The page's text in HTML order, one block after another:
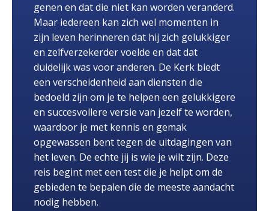
genen en dat die niet kan worden veranderd.
Maar iedereen kan zich wel momenten in
zijn leven herinneren dat hij zich gelukkiger
en zelfverzekerder voelde en dat dat
duidelijk was voor anderen. De Kerk biedt
een verscheidenheid aan diensten die
bedoeld zijn om je te helpen een gelukkigere
en succesvollere versie van jezelf te worden,
waardoor je met kennis en gemak
opgewassen bent tegen de uitdagingen van
het leven. De echte jij is wie je wilt zijn. Deze
reis begint met een test die je helpt om de
gebieden te bepalen die de meeste aandacht
nodig hebben.